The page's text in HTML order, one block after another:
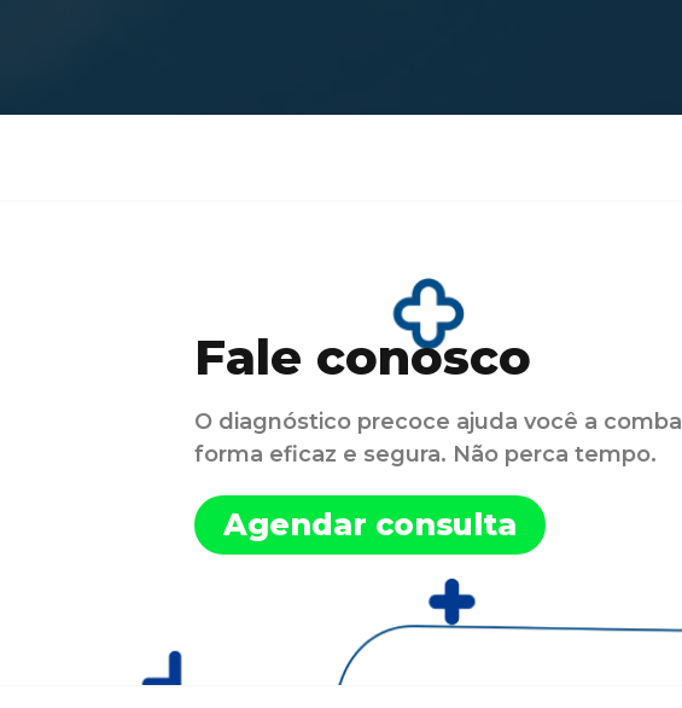
Fale conosco
O diagnóstico precoce ajuda você a
forma eficaz e segura. Não perca tempo.
Agendar consulta